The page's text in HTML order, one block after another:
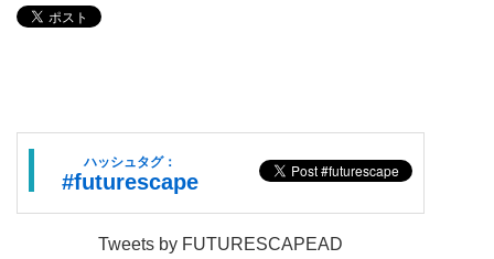
ハッシュタグ：
#futurescape
Tweets by FUTURESCAPEAD